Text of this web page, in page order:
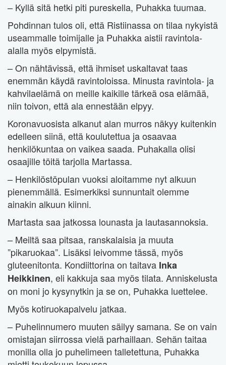
– Kyllä sitä hetki piti pureskella, Puhakka tuumaa.
Pohdinnan tulos oli, että Ristiinassa on tilaa nykyistä
useammalle toimijalle ja Puhakka aistii ravintola-
alalla myös elpymistä.
– On nähtävissä, että ihmiset uskaltavat taas
enemmän käydä ravintoloissa. Minusta ravintola- ja
kahvilaelämä on meille kaikille tärkeä osa elämää,
niin toivon, että ala ennestään elpyy.
Koronavuosista alkanut alan murros näkyy kuitenkin
edelleen siinä, että koulutettua ja osaavaa
henkilökuntaa on vaikea saada. Puhakalla olisi
osaajille töitä tarjolla Martassa.
– Henkilöstöpulan vuoksi aloitamme nyt alkuun
pienemmällä. Esimerkiksi sunnuntait olemme
ainakin alkuun kiinni.
Martasta saa jatkossa lounasta ja lautasannoksia.
– Meiltä saa pitsaa, ranskalaisia ja muuta
”pikaruokaa”. Lisäksi leivomme tässä, myös
gluteenitonta. Kondiittorina on taitava Inka
Heikkinen, eli kakkuja saa myös tilata. Anniskelusta
on moni jo kysynytkin ja se on, Puhakka luettelee.
Myös kotiruokapalvelu jatkaa.
– Puhelinnumero muuten säilyy samana. Se on vain
omistajan siirrossa vielä parhaillaan. Sehän taitaa
monilla olla jo puhelimeen talletettuna, Puhakka